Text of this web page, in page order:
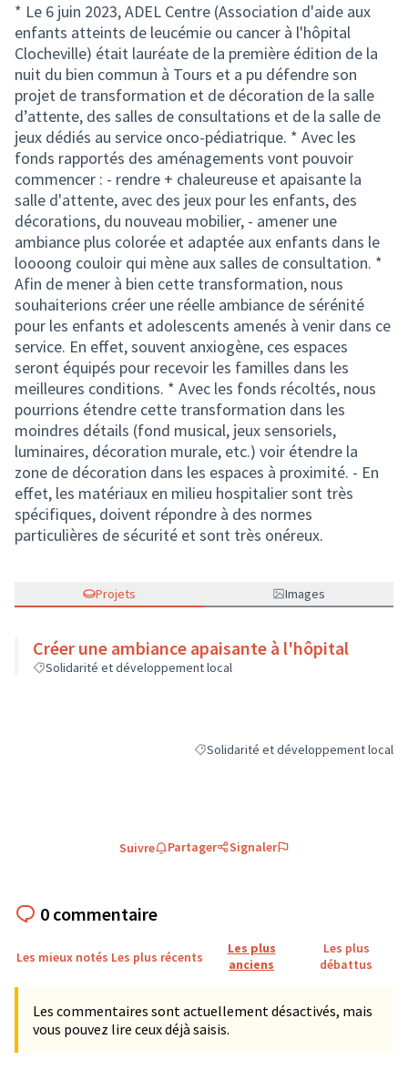
* Le 6 juin 2023, ADEL Centre (Association d'aide aux
enfants atteints de leucémie ou cancer à l'hôpital
Clocheville) était lauréate de la première édition de la
nuit du bien commun à Tours et a pu défendre son
projet de transformation et de décoration de la salle
d’attente, des salles de consultations et de la salle de
jeux dédiés au service onco-pédiatrique. * Avec les
fonds rapportés des aménagements vont pouvoir
commencer : - rendre + chaleureuse et apaisante la
salle d'attente, avec des jeux pour les enfants, des
décorations, du nouveau mobilier, - amener une
ambiance plus colorée et adaptée aux enfants dans le
loooong couloir qui mène aux salles de consultation. *
Afin de mener à bien cette transformation, nous
souhaiterions créer une réelle ambiance de sérénité
pour les enfants et adolescents amenés à venir dans ce
service. En effet, souvent anxiogène, ces espaces
seront équipés pour recevoir les familles dans les
meilleures conditions. * Avec les fonds récoltés, nous
pourrions étendre cette transformation dans les
moindres détails (fond musical, jeux sensoriels,
luminaires, décoration murale, etc.) voir étendre la
zone de décoration dans les espaces à proximité. - En
effet, les matériaux en milieu hospitalier sont très
spécifiques, doivent répondre à des normes
particulières de sécurité et sont très onéreux.
Projets Images
Créer une ambiance apaisante à l'hôpital
Solidarité et développement local
Filtrer les résultats de la catégorie :
Solidarité et développement local
Suivre Partager Signaler
0 commentaire
Les mieux notés Les plus récents
Les plus
anciens
Les plus
débattus
Les commentaires sont actuellement désactivés, mais
vous pouvez lire ceux déjà saisis.